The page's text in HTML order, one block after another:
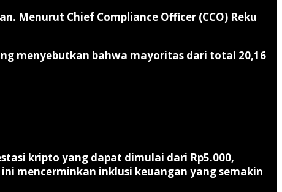
Menurut Chief Compliance Officer (CCO) Reku
menyebutkan bahwa mayoritas dari total 20,16
kripto yang dapat dimulai dari Rp5.000,
mencerminkan inklusi keuangan yang semakin